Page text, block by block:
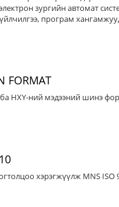
зургийн автомат
програм
FORMAT
НХҮ-ний мэдээний шинэ
хэрэгжүүлж MNS ISO